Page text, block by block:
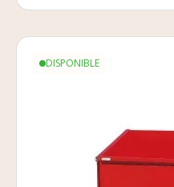
DISPONIBLE